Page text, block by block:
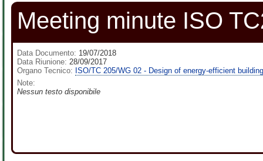
Meeting minute ISO
Data Documento: 19/07/2018
Data Riunione: 28/09/2017
Organo Tecnico: ISO/TC 205/WG 02 - Design of energy-efficient
Note:
Nessun testo disponibile